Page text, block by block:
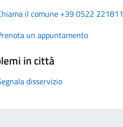
il comune +39 0522 221811
un appuntamento
in città
disservizio